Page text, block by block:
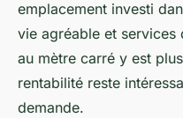
emplacement investi
vie agréable et services
au mètre carré y est
rentabilité reste
demande.